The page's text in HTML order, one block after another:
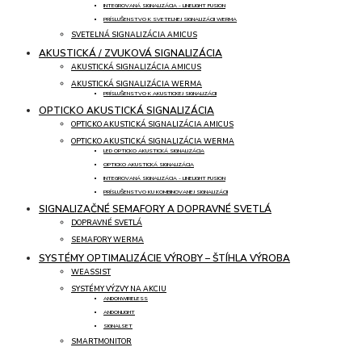
INTEGROVANÁ SIGNALIZÁCIA - LINELIGHT FUSION
PRÍSLUŠENSTVO K SVETELNEJ SIGNALIZÁCII WERMA
SVETELNÁ SIGNALIZÁCIA AMICUS
AKUSTICKÁ / ZVUKOVÁ SIGNALIZÁCIA
AKUSTICKÁ SIGNALIZÁCIA AMICUS
AKUSTICKÁ SIGNALIZÁCIA WERMA
PRÍSLUŠENSTVO K AKUSTICKEJ SIGNALIZÁCII
OPTICKO AKUSTICKÁ SIGNALIZÁCIA
OPTICKO AKUSTICKÁ SIGNALIZÁCIA AMICUS
OPTICKO AKUSTICKÁ SIGNALIZÁCIA WERMA
LED OPTICKO AKUSTICKÁ SIGNALIZÁCIA
OPTICKO AKUSTICKÁ SIGNALIZÁCIA
INTEGROVANÁ SIGNALIZÁCIA - LINELIGHT FUSION
PRÍSLUŠENSTVO KU KOMBINOVANEJ SIGNALIZÁCII
SIGNALIZAČNÉ SEMAFORY A DOPRAVNÉ SVETLÁ
DOPRAVNÉ SVETLÁ
SEMAFORY WERMA
SYSTÉMY OPTIMALIZÁCIE VÝROBY – ŠTÍHLA VÝROBA
WEASSIST
SYSTÉMY VÝZVY NA AKCIU
ANDONWIRELESS
ANDONLIGHT
SIGNALSET
SMARTMONITOR